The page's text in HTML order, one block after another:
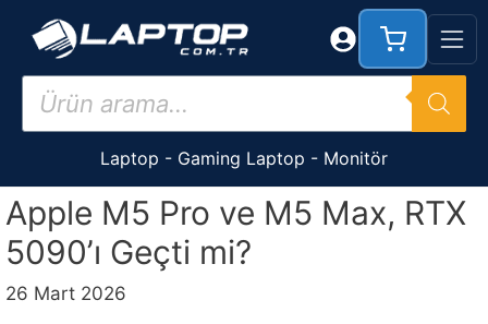
Products
search
Laptop - Gaming Laptop - Monitör
Apple M5 Pro ve M5 Max, RTX
5090’ı Geçti mi?
26 Mart 2026